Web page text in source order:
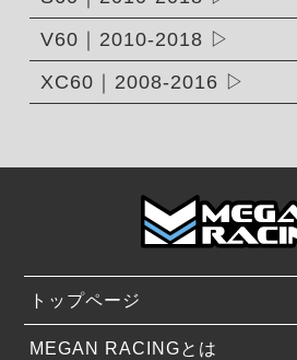
V60｜2010-2018
XC60｜2008-2016
トップページ
MEGAN RACINGとは